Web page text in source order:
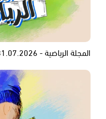
المجلة الرياضية - 31.07.2026